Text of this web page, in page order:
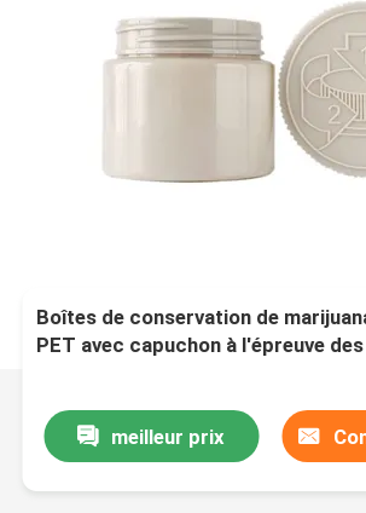
Boîtes de conservation de
PET avec capuchon à l'épreuve
meilleur prix